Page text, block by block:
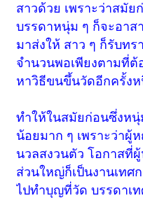
สาวด้วย เพราะว่าสมั
บรรดาหนุ่ม ๆ ก็จะอา
มาส่งให้ สาว ๆ ก็รับทร
จำนวนพอเพียงตามที่ต้
หาวิธีขนขึ้นวัดอีกครั้งห
ทำให้ในสมัยก่อนซึ่งห
น้อยมาก ๆ เพราะว่าผู้
นวลสงวนตัว โอกาสที่
ส่วนใหญ่ก็เป็นงานเทศ
ไปทำบุญที่วัด บรรดาเ